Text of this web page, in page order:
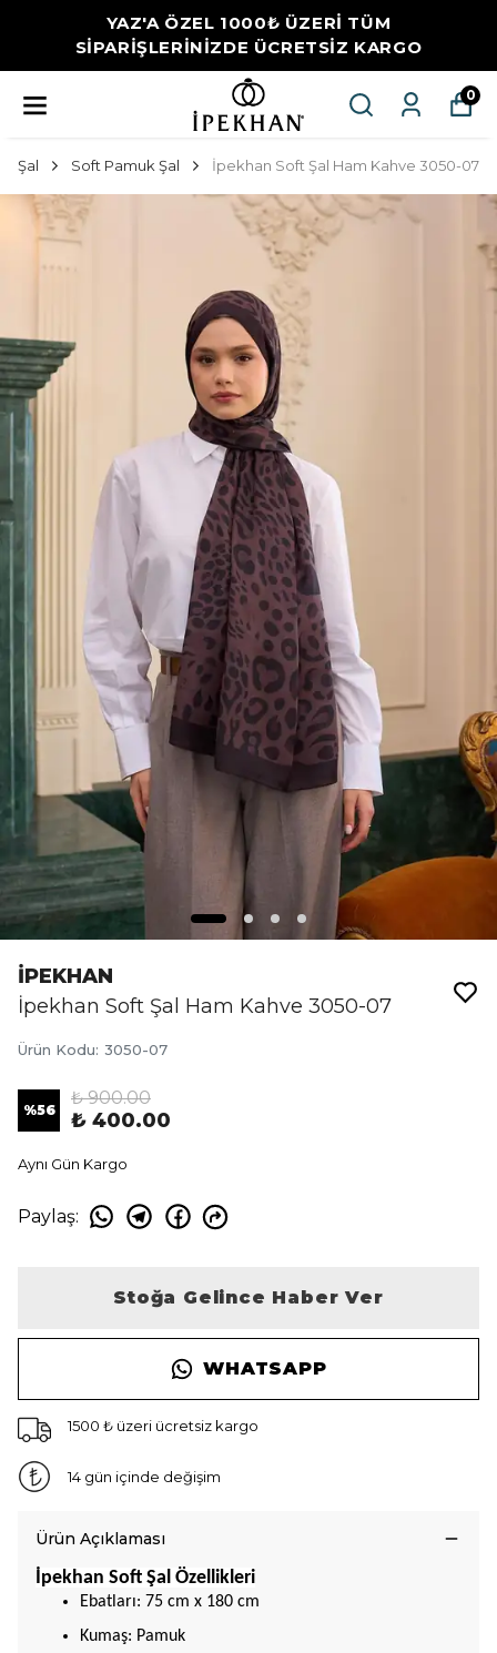
YAZ'A ÖZEL 1000₺ ÜZERİ TÜM
SİPARİŞLERİNİZDE ÜCRETSİZ KARGO
0
Şal Soft Pamuk Şal İpekhan Soft Şal Ham Kahve 3050-07
İPEKHAN
İpekhan Soft Şal Ham Kahve 3050-07
Ürün Kodu: 3050-07
%56
₺ 900.00
₺ 400.00
Aynı Gün Kargo
Paylaş:
Stoğa Gelince Haber Ver
WHATSAPP
1500 ₺ üzeri ücretsiz kargo
14 gün içinde değişim
Ürün Açıklaması
İpekhan Soft Şal Özellikleri
Ebatları: 75 cm x 180 cm
Kumaş: Pamuk